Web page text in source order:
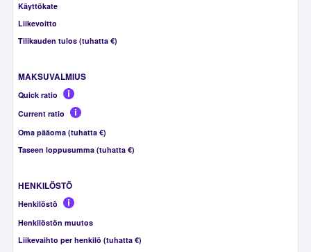
Käyttökate
Liikevoitto
Tilikauden tulos (tuhatta €)
MAKSUVALMIUS
Quick ratio
Current ratio
Oma pääoma (tuhatta €)
Taseen loppusumma (tuhatta €)
HENKILÖSTÖ
Henkilöstö
Henkilöstön muutos
Liikevaihto per henkilö (tuhatta €)